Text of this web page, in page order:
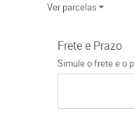
Ver parcelas
Frete e Prazo
Simule o frete e o